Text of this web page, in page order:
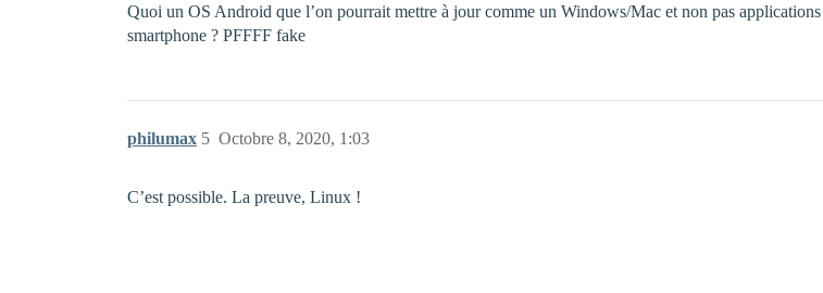
Quoi un OS Android que l’on pourrait mettre à jour comme un Windows/Mac et non pas
smartphone ? PFFFF fake
philumax Octobre 8, 2020, 1:03
5
C’est possible. La preuve, Linux !